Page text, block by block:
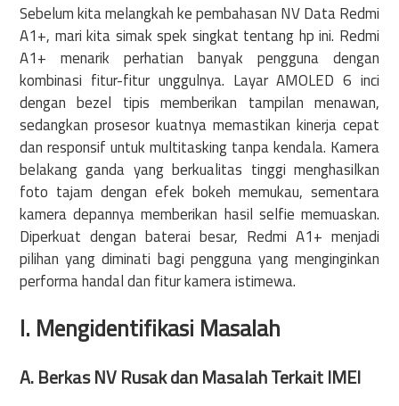
Sebelum kita melangkah ke pembahasan NV Data Redmi
A1+, mari kita simak spek singkat tentang hp ini. Redmi
A1+ menarik perhatian banyak pengguna dengan
kombinasi fitur-fitur unggulnya. Layar AMOLED 6 inci
dengan bezel tipis memberikan tampilan menawan,
sedangkan prosesor kuatnya memastikan kinerja cepat
dan responsif untuk multitasking tanpa kendala. Kamera
belakang ganda yang berkualitas tinggi menghasilkan
foto tajam dengan efek bokeh memukau, sementara
kamera depannya memberikan hasil selfie memuaskan.
Diperkuat dengan baterai besar, Redmi A1+ menjadi
pilihan yang diminati bagi pengguna yang menginginkan
performa handal dan fitur kamera istimewa.
I. Mengidentifikasi Masalah
A. Berkas NV Rusak dan Masalah Terkait IMEI